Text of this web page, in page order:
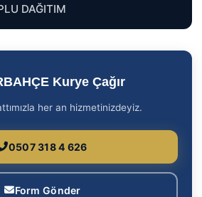
DAĞITIM
Kurye Çağır
her an hizmetinizdeyiz.
0507 318 4 626
Form Gönder